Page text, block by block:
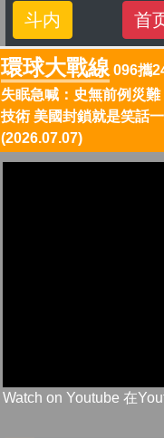
斗内 首
環球大戰線 096攜
失眠急喊：史無前例災
技術 美國封鎖就是笑話
(2026.07.07)
Watch on Youtube 在